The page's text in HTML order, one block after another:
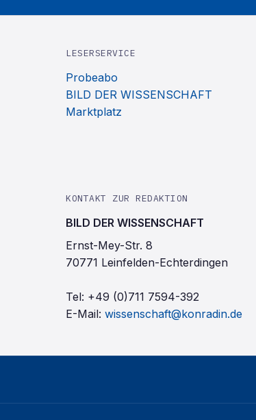
LESERSERVICE
Probeabo
BILD DER WISSENSCHAFT
Marktplatz
KONTAKT ZUR REDAKTION
BILD DER WISSENSCHAFT
Ernst-Mey-Str. 8
70771 Leinfelden-Echterdingen
Tel: +49 (0)711 7594-392
E-Mail: wissenschaft@konradin.de